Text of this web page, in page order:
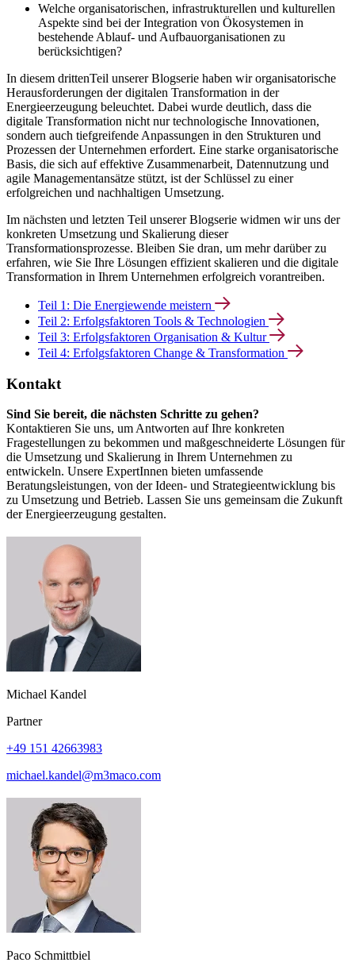
Welche organisatorischen, infrastrukturellen und kulturellen
Aspekte sind bei der Integration von Ökosystemen in
bestehende Ablauf- und Aufbauorganisationen zu
berücksichtigen?
In diesem drittenTeil unserer Blogserie haben wir organisatorische
Herausforderungen der digitalen Transformation in der
Energieerzeugung beleuchtet. Dabei wurde deutlich, dass die
digitale Transformation nicht nur technologische Innovationen,
sondern auch tiefgreifende Anpassungen in den Strukturen und
Prozessen der Unternehmen erfordert. Eine starke organisatorische
Basis, die sich auf effektive Zusammenarbeit, Datennutzung und
agile Managementansätze stützt, ist der Schlüssel zu einer
erfolgreichen und nachhaltigen Umsetzung.
Im nächsten und letzten Teil unserer Blogserie widmen wir uns der
konkreten Umsetzung und Skalierung dieser
Transformationsprozesse. Bleiben Sie dran, um mehr darüber zu
erfahren, wie Sie Ihre Lösungen effizient skalieren und die digitale
Transformation in Ihrem Unternehmen erfolgreich vorantreiben.
Teil 1: Die Energiewende meistern
Teil 2: Erfolgsfaktoren Tools & Technologien
Teil 3: Erfolgsfaktoren Organisation & Kultur
Teil 4: Erfolgsfaktoren Change & Transformation
Kontakt
Sind Sie bereit, die nächsten Schritte zu gehen?
Kontaktieren Sie uns, um Antworten auf Ihre konkreten
Fragestellungen zu bekommen und maßgeschneiderte Lösungen für
die Umsetzung und Skalierung in Ihrem Unternehmen zu
entwickeln. Unsere ExpertInnen bieten umfassende
Beratungsleistungen, von der Ideen- und Strategieentwicklung bis
zu Umsetzung und Betrieb. Lassen Sie uns gemeinsam die Zukunft
der Energieerzeugung gestalten.
Michael Kandel
Partner
+49 151 42663983
michael.kandel@m3maco.com
Paco Schmittbiel